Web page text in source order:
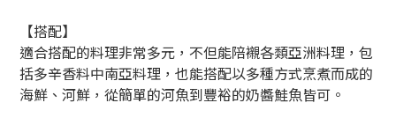
【搭配】
適合搭配的料理非常多元，不但能陪襯各類亞洲料理，包
括多辛香料中南亞料理，也能搭配以多種方式烹煮而成的
海鮮、河鮮，從簡單的河魚到豐裕的奶醬鮭魚皆可。